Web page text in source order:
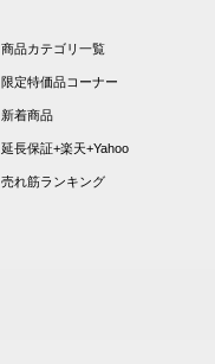
商品カテゴリ一覧
限定特価品コーナー
新着商品
延長保証+楽天+Yahoo
売れ筋ランキング